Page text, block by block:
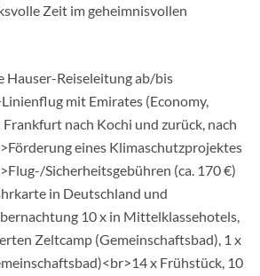
Zeit im geheimnisvollen
Hauser-Reiseleitung ab/bis
mit Emirates (Economy,
Frankfurt nach Kochi und zurück, nach
eines Klimaschutzprojektes
Sicherheitsgebühren (ca. 170 €)
in Deutschland und
10 x in Mittelklassehotels,
Zeltcamp (Gemeinschaftsbad), 1 x
x Frühstück, 10